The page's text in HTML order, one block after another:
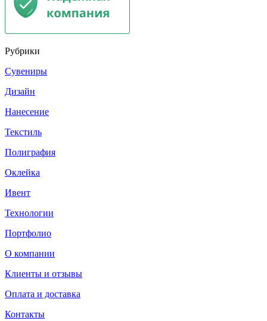
Рубрики
Сувениры
Дизайн
Нанесение
Текстиль
Полиграфия
Оклейка
Ивент
Технологии
Портфолио
О компании
Клиенты и отзывы
Оплата и доставка
Контакты